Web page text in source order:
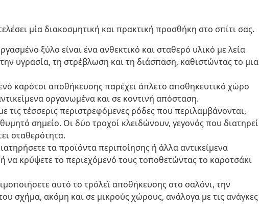
μία διακοσμητική και πρακτική προσθήκη στο σπίτι σας.
ξύλο είναι ένα ανθεκτικό και σταθερό υλικό με λεία
υγρασία, τη στρέβλωση και τη διάσπαση, καθιστώντας το μια
καρότσι αποθήκευσης παρέχει άπλετο αποθηκευτικό χώρο
οργανωμένα και σε κοντινή απόσταση.
τις τέσσερις περιστρεφόμενες ρόδες που περιλαμβάνονται,
σημείο. Οι δύο τροχοί κλειδώνουν, γεγονός που διατηρεί
σταθερότητα.
τα προϊόντα περιποίησης ή άλλα αντικείμενα
κρύψετε το περιεχόμενό τους τοποθετώντας το καροτσάκι
αυτό το τρόλεϊ αποθήκευσης στο σαλόνι, την
σχήμα, ακόμη και σε μικρούς χώρους, ανάλογα με τις ανάγκες